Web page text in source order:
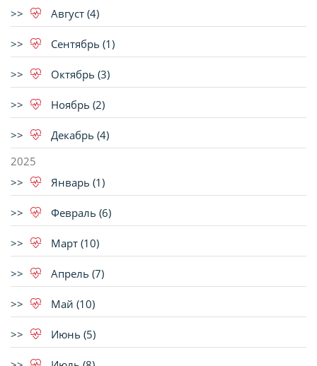
Август (4)
Сентябрь (1)
Октябрь (3)
Ноябрь (2)
Декабрь (4)
2025
Январь (1)
Февраль (6)
Март (10)
Апрель (7)
Май (10)
Июнь (5)